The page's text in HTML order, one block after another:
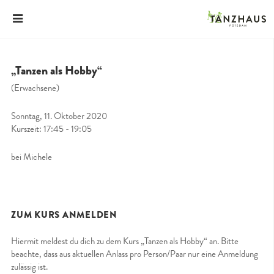
„Tanzen als Hobby“
(Erwachsene)
Sonntag, 11. Oktober 2020
Kurszeit: 17:45 - 19:05
bei Michele
ZUM KURS ANMELDEN
Hiermit meldest du dich zu dem Kurs „Tanzen als Hobby“ an. Bitte
beachte, dass aus aktuellen Anlass pro Person/Paar nur eine Anmeldung
zulässig ist.